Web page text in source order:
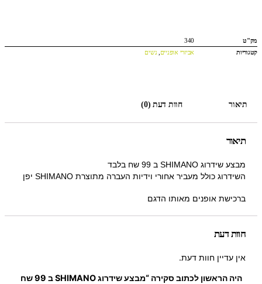
מק"ט
340
קטגוריות
אביזרי אופניים נשים
תיאור חוות דעת (0)
תיאור
מבצע שידרוג SHIMANO ב 99 שח בלבד
השידרוג כולל מעביר אחורי וידיות העברה מתוצרת SHIMANO יפן
ברכישת אופנים מאותו הדגם
חוות דעת
אין עדיין חוות דעת.
היה הראשון לכתוב סקירה “מבצע שידרוג SHIMANO ב 99 שח